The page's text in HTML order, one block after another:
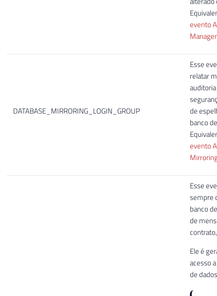
evento
DATABASE_MIRRORING_LOGIN_GROUP
Esse
relatar
de
banco
evento
Esse
sempre
banco
de
Ele é
acesso
de